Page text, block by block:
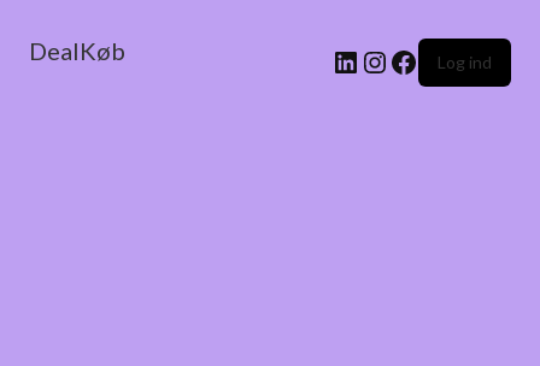
DealKøb Log ind